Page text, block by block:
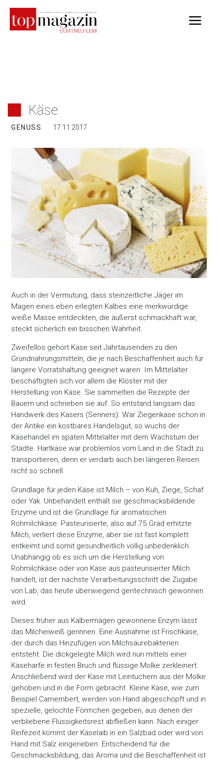
Inhalt
springen
Käse
GENUSS 17.11.2017
Auch in der Vermutung, dass steinzeitliche Jäger im
Magen eines eben erlegten Kalbes eine merkwürdige
weiße Masse entdeckten, die äußerst schmackhaft war,
steckt sicherlich ein bisschen Wahrheit.
Zweifellos gehört Käse seit Jahrtausenden zu den
Grundnahrungsmitteln, die je nach Beschaffenheit auch für
längere Vorratshaltung geeignet waren. Im Mittelalter
beschäftigten sich vor allem die Klöster mit der
Herstellung von Käse. Sie sammelten die Rezepte der
Bauern und schrieben sie auf. So entstand langsam das
Handwerk des Käsers (Senners). War Ziegenkäse schon in
der Antike ein kostbares Handelsgut, so wuchs der
Käsehandel im späten Mittelalter mit dem Wachstum der
Städte. Hartkäse war problemlos vom Land in die Stadt zu
transportieren, denn er verdarb auch bei längeren Reisen
nicht so schnell.
Grundlage für jeden Käse ist Milch – von Kuh, Ziege, Schaf
oder Yak. Unbehandelt enthält sie geschmacksbildende
Enzyme und ist die Grundlage für aromatischen
Rohmilchkäse. Pasteurisierte, also auf 75 Grad erhitzte
Milch, verliert diese Enzyme, aber sie ist fast komplett
entkeimt und somit gesundheitlich völlig unbedenklich.
Unabhängig ob es sich um die Herstellung von
Rohmilchkäse oder von Käse aus pasteurisierter Milch
handelt, ist der nächste Verarbeitungsschritt die Zugabe
von Lab, das heute überwiegend gentechnisch gewonnen
wird.
Dieses früher aus Kälbermägen gewonnene Enzym lässt
das Milcheiweiß gerinnen. Eine Ausnahme ist Frischkäse,
der durch das Hinzufügen von Milchsäurebakterien
entsteht. Die dickgelegte Milch wird nun mittels einer
Käseharfe in festen Bruch und flüssige Molke zerkleinert.
Anschließend wird der Käse mit Leintüchern aus der Molke
gehoben und in die Form gebracht. Kleine Käse, wie zum
Beispiel Camembert, werden von Hand abgeschöpft und in
spezielle, gelochte Förmchen gegeben, aus denen der
verbliebene Flüssigkeitsrest abfließen kann. Nach einiger
Reifezeit kommt der Käselaib in ein Salzbad oder wird von
Hand mit Salz eingerieben. Entscheidend für die
Geschmacksbildung, das Aroma und die Beschaffenheit ist